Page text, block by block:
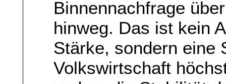
Binnennachfrage
hinweg. Das ist kein
Stärke, sondern eine
Volkswirtschaft